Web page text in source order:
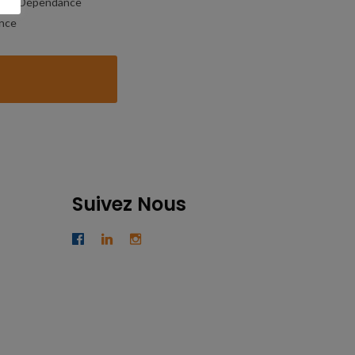
Suivez Nous